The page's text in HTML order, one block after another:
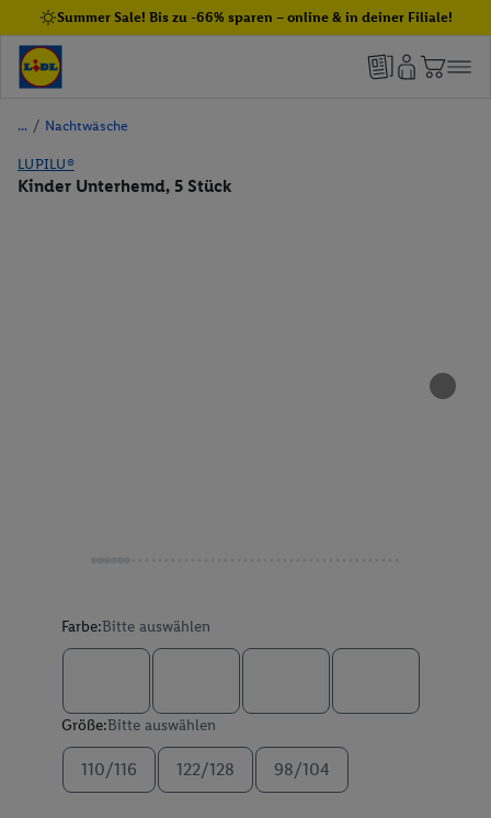
Summer Sale! Bis zu -66% sparen – online & in deiner Filiale!
/ Nachtwäsche
LUPILU®
Kinder Unterhemd, 5 Stück
Farbe:Bitte auswählen
Größe:Bitte auswählen
110/116 122/128 98/104